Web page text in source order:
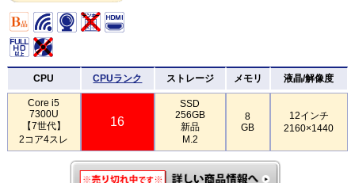
CPU CPUランク ストレージ メモリ 液晶/解像度
Core i5
7300U
【7世代】
2コア4スレ
16
SSD
256GB
新品
M.2
8
GB
12インチ
2160×1440